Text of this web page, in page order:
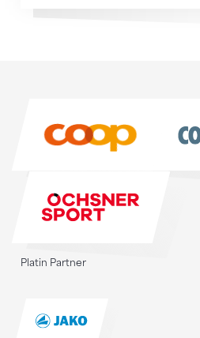
Platin Partner